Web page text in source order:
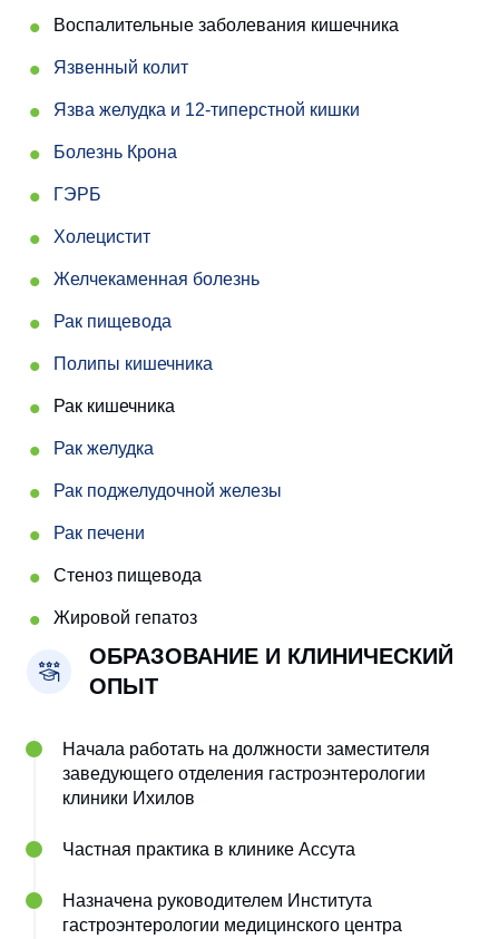
Воспалительные заболевания кишечника
Язвенный колит
Язва желудка и 12-типерстной кишки
Болезнь Крона
ГЭРБ
Холецистит
Желчекаменная болезнь
Рак пищевода
Полипы кишечника
Рак кишечника
Рак желудка
Рак поджелудочной железы
Рак печени
Стеноз пищевода
Жировой гепатоз
ОБРАЗОВАНИЕ И КЛИНИЧЕСКИЙ
ОПЫТ
Начала работать на должности заместителя
заведующего отделения гастроэнтерологии
клиники Ихилов
Частная практика в клинике Ассута
Назначена руководителем Института
гастроэнтерологии медицинского центра